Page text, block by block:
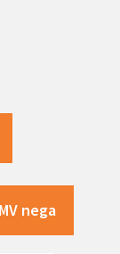
nega